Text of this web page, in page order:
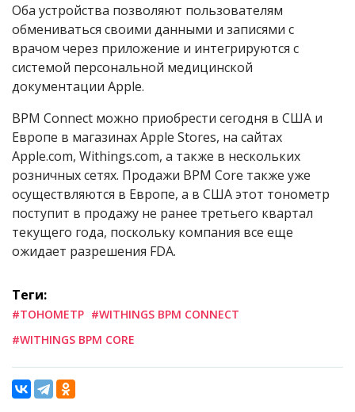
Оба устройства позволяют пользователям
обмениваться своими данными и записями с
врачом через приложение и интегрируются с
системой персональной медицинской
документации Apple.
BPM Connect можно приобрести сегодня в США и
Европе в магазинах Apple Stores, на сайтах
Apple.com, Withings.com, а также в нескольких
розничных сетях. Продажи BPM Core также уже
осуществляются в Европе, а в США этот тонометр
поступит в продажу не ранее третьего квартал
текущего года, поскольку компания все еще
ожидает разрешения FDA.
Теги:
#ТОНОМЕТР #WITHINGS BPM CONNECT
#WITHINGS BPM CORE